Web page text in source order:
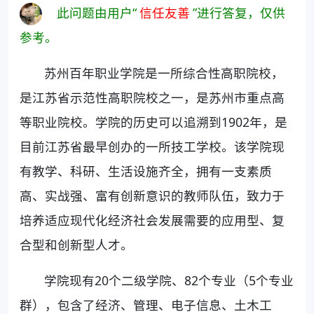
此问题由用户“信任友善 ”进行答复，仅供
参考。
苏州百年职业学院是一所综合性高职院校，
是江苏省示范性高职院校之一，是苏州市重点高
等职业院校。学院的历史可以追溯到1902年，是
目前江苏省最早创办的一所技工学校。该学院现
有教学、科研、生活设施齐全，拥有一支素质
高、实战强、富有创新意识的教师队伍，致力于
培养适应现代化经济社会发展需要的应用型、复
合型和创新型人才。
学院现有20个二级学院、82个专业（5个专业
群），包含了经济、管理、电子信息、土木工